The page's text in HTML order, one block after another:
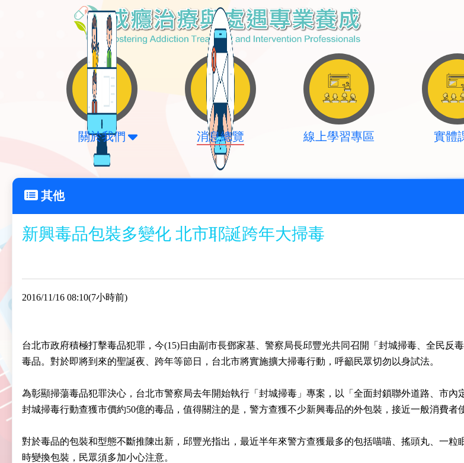
關於我們 消息總覽 線上學習專區 實體
其他
新興毒品包裝多變化 北市耶誕跨年大掃毒
2016/11/16 08:10(7小時前)
台北市政府積極打擊毒品犯罪，今(15)日由副市長鄧家基、警察局長邱豐光共同召開「封城掃毒、全民反
毒品。對於即將到來的聖誕夜、跨年等節日，台北市將實施擴大掃毒行動，呼籲民眾切勿以身試法。
為彰顯掃蕩毒品犯罪決心，台北市警察局去年開始執行「封城掃毒」專案，以「全面封鎖聯外道路、市
封城掃毒行動查獲市價約50億的毒品，值得關注的是，警方查獲不少新興毒品的外包裝，接近一般消費者
對於毒品的包裝和型態不斷推陳出新，邱豐光指出，最近半年來警方查獲最多的包括喵喵、搖頭丸、一
時變換包裝，民眾須多加小心注意。